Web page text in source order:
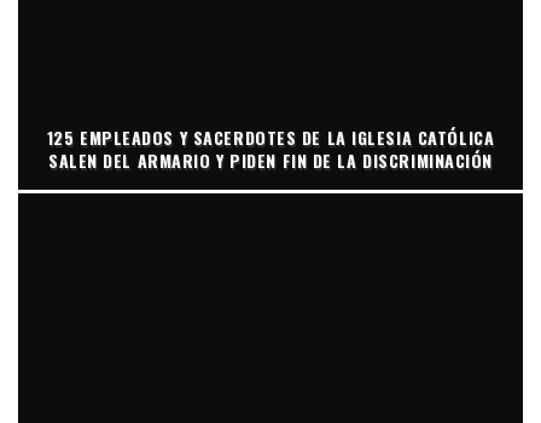
125 EMPLEADOS Y SACERDOTES DE LA IGLESIA CATÓLICA
SALEN DEL ARMARIO Y PIDEN FIN DE LA DISCRIMINACIÓN